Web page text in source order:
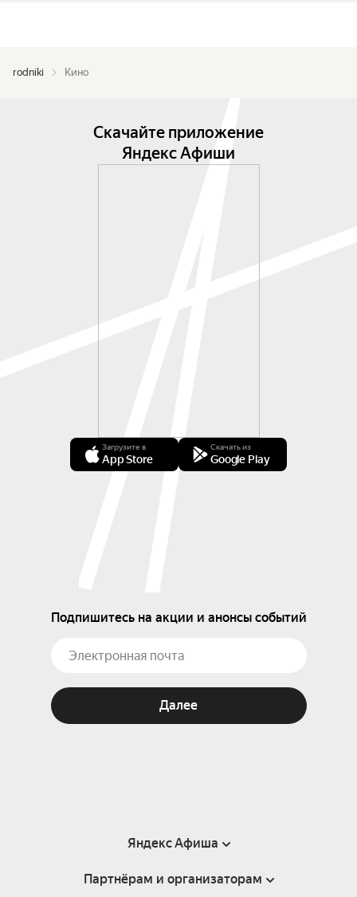
rodniki Кино
Скачайте приложение
Яндекс Афиши
Загрузите в
App Store
Скачать из
Google Play
Подпишитесь на акции и анонсы событий
Далее
Яндекс Афиша
Справка
Партнёрам и организаторам